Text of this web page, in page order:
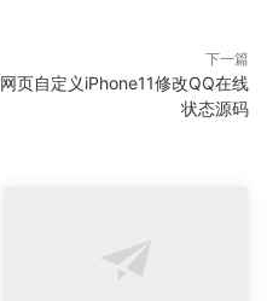
下一篇
网页自定义iPhone11修改QQ在线
状态源码